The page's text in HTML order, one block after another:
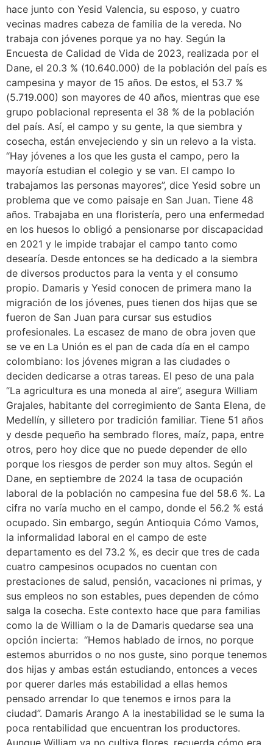
hace junto con Yesid Valencia, su esposo, y cuatro
vecinas madres cabeza de familia de la vereda. No
trabaja con jóvenes porque ya no hay. Según la
Encuesta de Calidad de Vida de 2023, realizada por el
Dane, el 20.3 % (10.640.000) de la población del país es
campesina y mayor de 15 años. De estos, el 53.7 %
(5.719.000) son mayores de 40 años, mientras que ese
grupo poblacional representa el 38 % de la población
del país. Así, el campo y su gente, la que siembra y
cosecha, están envejeciendo y sin un relevo a la vista.
“Hay jóvenes a los que les gusta el campo, pero la
mayoría estudian el colegio y se van. El campo lo
trabajamos las personas mayores”, dice Yesid sobre un
problema que ve como paisaje en San Juan. Tiene 48
años. Trabajaba en una floristería, pero una enfermedad
en los huesos lo obligó a pensionarse por discapacidad
en 2021 y le impide trabajar el campo tanto como
desearía. Desde entonces se ha dedicado a la siembra
de diversos productos para la venta y el consumo
propio. Damaris y Yesid conocen de primera mano la
migración de los jóvenes, pues tienen dos hijas que se
fueron de San Juan para cursar sus estudios
profesionales. La escasez de mano de obra joven que
se ve en La Unión es el pan de cada día en el campo
colombiano: los jóvenes migran a las ciudades o
deciden dedicarse a otras tareas. El peso de una pala
“La agricultura es una moneda al aire”, asegura William
Grajales, habitante del corregimiento de Santa Elena, de
Medellín, y silletero por tradición familiar. Tiene 51 años
y desde pequeño ha sembrado flores, maíz, papa, entre
otros, pero hoy dice que no puede depender de ello
porque los riesgos de perder son muy altos. Según el
Dane, en septiembre de 2024 la tasa de ocupación
laboral de la población no campesina fue del 58.6 %. La
cifra no varía mucho en el campo, donde el 56.2 % está
ocupado. Sin embargo, según Antioquia Cómo Vamos,
la informalidad laboral en el campo de este
departamento es del 73.2 %, es decir que tres de cada
cuatro campesinos ocupados no cuentan con
prestaciones de salud, pensión, vacaciones ni primas, y
sus empleos no son estables, pues dependen de cómo
salga la cosecha. Este contexto hace que para familias
como la de William o la de Damaris quedarse sea una
opción incierta: “Hemos hablado de irnos, no porque
estemos aburridos o no nos guste, sino porque tenemos
dos hijas y ambas están estudiando, entonces a veces
por querer darles más estabilidad a ellas hemos
pensado arrendar lo que tenemos e irnos para la
ciudad”. Damaris Arango A la inestabilidad se le suma la
poca rentabilidad que encuentran los productores.